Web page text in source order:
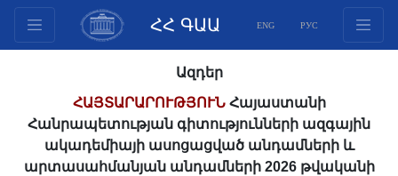
ՀՀ ԳԱԱ ENG РУС
անդամներ
Փաստաթղթեր
Ինովացիոն առաջարկներ
Ազդեր
ՀԱՅՏԱՐԱՐՈՒԹՅՈՒՆՀայաստանի
Հանրապետության գիտությունների ազգային
ակադեմիայի ասոցացված անդամների և
արտասահմանյան անդամների 2026 թվականի